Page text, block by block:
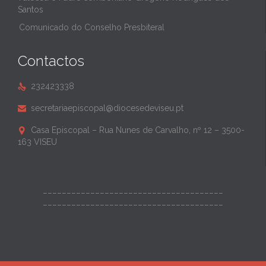
Santos
Comunicado do Conselho Presbiteral
Contactos
 232423338
 secretariaepiscopal@diocesedeviseu.pt

Casa Episcopal – Rua Nunes de Carvalho, nº 12 – 3500-
163 VISEU